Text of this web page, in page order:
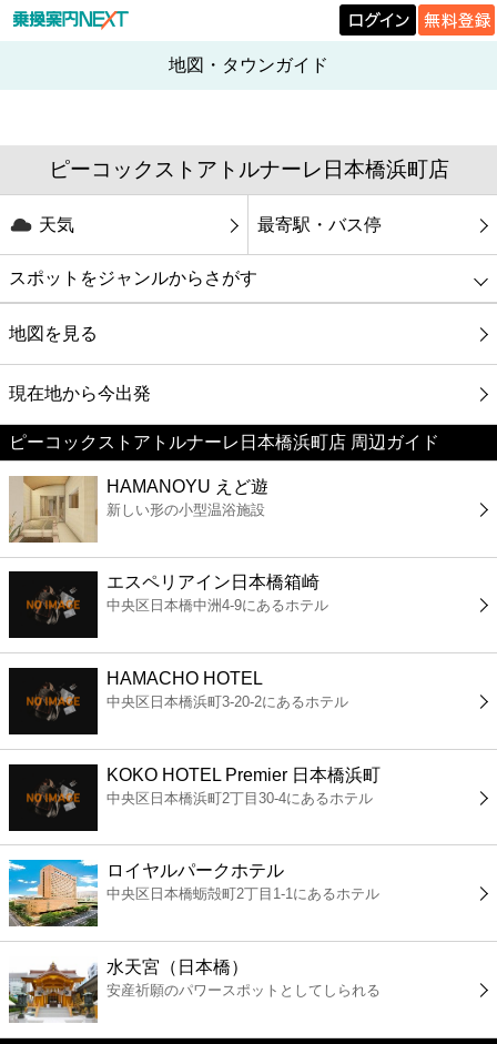
地図・タウンガイド
ピーコックストアトルナーレ日本橋浜町店
天気 最寄駅・バス停
スポットをジャンルからさがす
グルメ
映画
美容
コンビニ
薬局
スーパー
エンタメ
レジャー
書店
ファミレス
ファーストフード
カフェ
地図を見る
現在地から今出発
ピーコックストアトルナーレ日本橋浜町店 周辺ガイド
HAMANOYU えど遊
新しい形の小型温浴施設
エスペリアイン日本橋箱崎
中央区日本橋中洲4-9にあるホテル
HAMACHO HOTEL
中央区日本橋浜町3-20-2にあるホテル
KOKO HOTEL Premier 日本橋浜町
中央区日本橋浜町2丁目30-4にあるホテル
ロイヤルパークホテル
中央区日本橋蛎殻町2丁目1-1にあるホテル
水天宮（日本橋）
安産祈願のパワースポットとしてしられる